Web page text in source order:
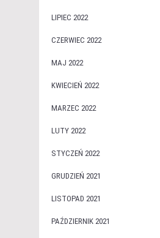
LIPIEC 2022
CZERWIEC 2022
MAJ 2022
KWIECIEŃ 2022
MARZEC 2022
LUTY 2022
STYCZEŃ 2022
GRUDZIEŃ 2021
LISTOPAD 2021
PAŹDZIERNIK 2021